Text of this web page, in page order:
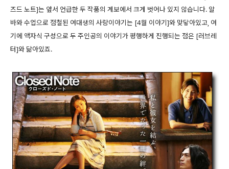
즈드 노트]는 앞서 언급한 두 작품의 계보에서 크게 벗어나 있지 않습니다. 알
바와 수업으로 점철된 여대생의 사랑이야기는 [4월 이야기]와 맞닿아있고, 여
기에 액자식 구성으로 두 주인공의 이야기가 평행하게 진행되는 점은 [러브레
터]와 닮아있죠.